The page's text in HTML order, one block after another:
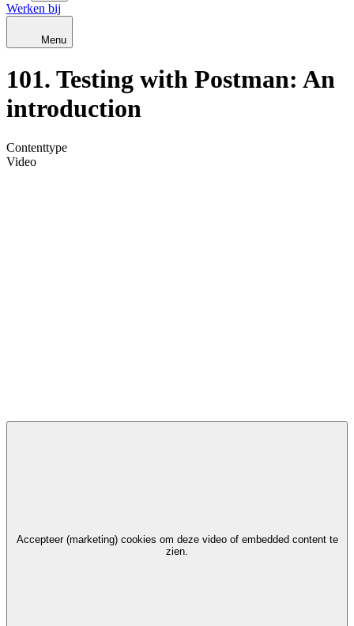
Werken bij
Menu
101. Testing with Postman: An
introduction
Contenttype
Video
Accepteer (marketing) cookies om deze video of embedded content te
zien.